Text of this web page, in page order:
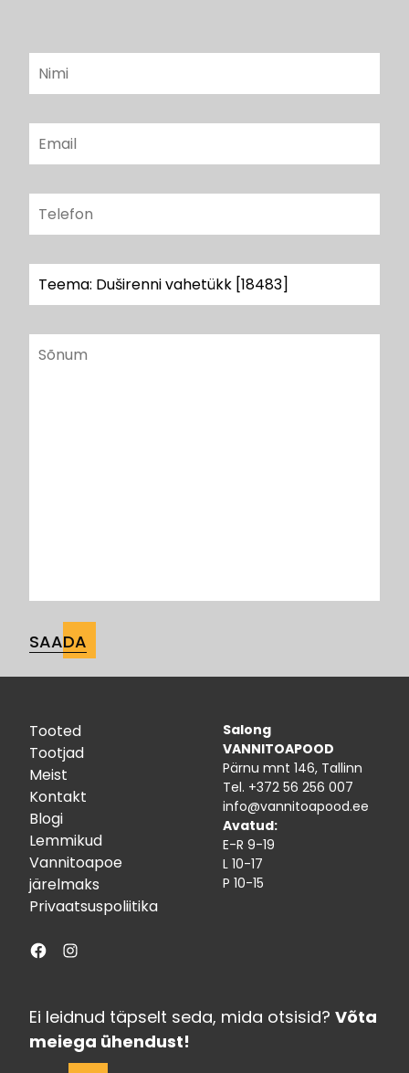
Tooted
Tootjad
Meist
Kontakt
Blogi
Lemmikud
Vannitoapoe
järelmaks
Privaatsuspoliitika
Facebook
Salong
VANNITOAPOOD
Pärnu mnt 146, Tallinn
Tel. +372 56 256 007
info@vannitoapood.ee
Avatud:
E-R 9-19
L 10-17
P 10-15
Ei leidnud täpselt seda, mida otsisid? Võta
meiega ühendust!